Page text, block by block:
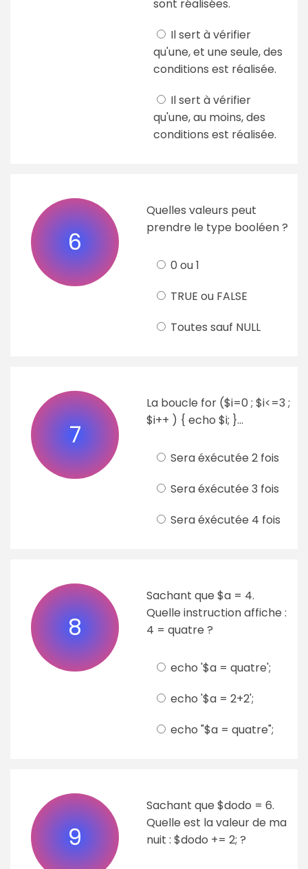
sont réalisées.
Il sert à vérifier
qu'une, et une seule, des
conditions est réalisée.
Il sert à vérifier
qu'une, au moins, des
conditions est réalisée.
6
Quelles valeurs peut
prendre le type booléen ?
0 ou 1
TRUE ou FALSE
Toutes sauf NULL
7
La boucle for ($i=0 ; $i<=3 ;
$i++ ) { echo $i; }...
Sera éxécutée 2 fois
Sera éxécutée 3 fois
Sera éxécutée 4 fois
8
Sachant que $a = 4.
Quelle instruction affiche :
4 = quatre ?
echo '$a = quatre';
echo '$a = 2+2';
echo "$a = quatre";
9
Sachant que $dodo = 6.
Quelle est la valeur de ma
nuit : $dodo += 2; ?